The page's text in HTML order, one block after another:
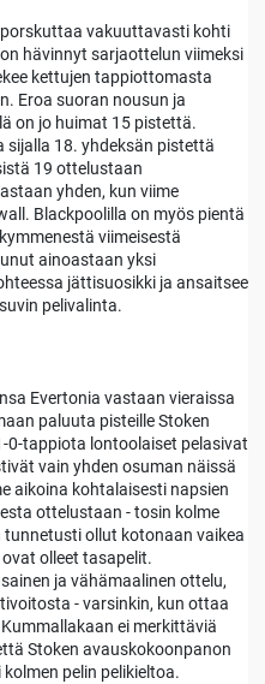
vakuuttavasti kohti
hävinnyt sarjaottelun viimeksi
kettujen tappiottomasta
Eroa suoran nousun ja
on jo huimat 15 pistettä.
sijalla 18. yhdeksän pistettä
19 ottelustaan
yhden, kun viime
Blackpoolilla on myös pientä
viimeisestä
ainoastaan yksi
jättisuosikki ja ansaitsee
pelivalinta.
Evertonia vastaan vieraissa
paluuta pisteille Stoken
0-tappiota lontoolaiset pelasivat
vain yhden osuman näissä
aikoina kohtalaisesti napsien
ottelustaan - tosin kolme
ollut kotonaan vaikea
olleet tasapelit.
ja vähämaalinen ottelu,
- varsinkin, kun ottaa
ei merkittäviä
Stoken avauskokoonpanon
pelin pelikieltoa.